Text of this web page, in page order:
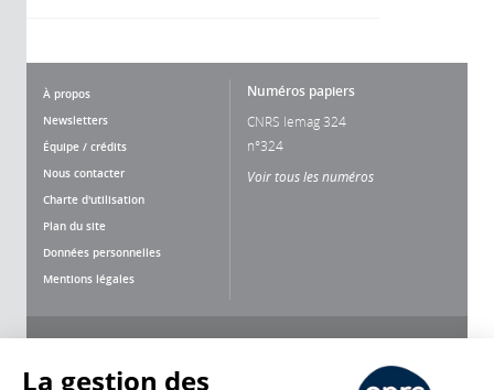
À propos
Newsletters
Équipe / crédits
Nous contacter
Charte d'utilisation
Plan du site
Données personnelles
Mentions légales
Numéros papiers
CNRS lemag 324
n°324
Voir tous les numéros
La gestion des